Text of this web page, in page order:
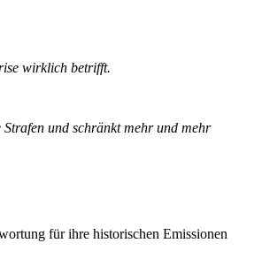
wirklich betrifft.
und schränkt mehr und mehr
für ihre historischen Emissionen